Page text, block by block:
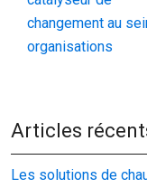
changement au
organisations
Articles
Les solutions de